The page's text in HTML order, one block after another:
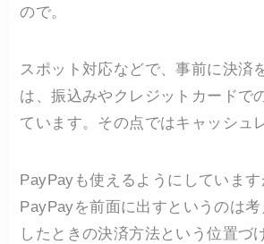
ので。
スポット対応などで、事前に決済
は、振込みやクレジットカードで
ています。その点ではキャッシュ
PayPayも使えるようにしていま
PayPayを前面に出すというのは
したときの決済方法という位置づ